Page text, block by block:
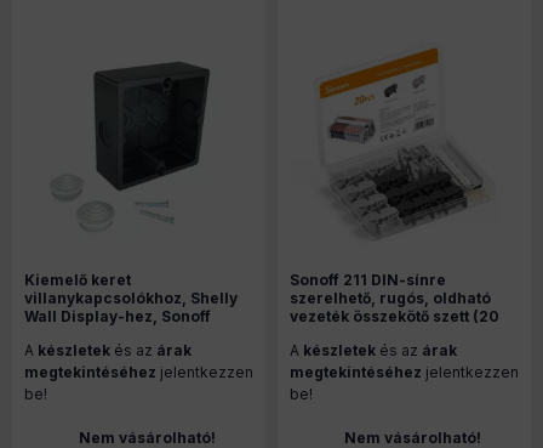
Kiemelő keret
villanykapcsolókhoz, Shelly
Wall Display-hez, Sonoff
hoz, fekete
A készletek és az árak
megtekintéséhez jelentkezzen
be!
Nem vásárolható!
Sonoff 211 DIN-sínre
szerelhető, rugós, oldható
vezeték összekötő szett (20
A készletek és az árak
megtekintéséhez jelentkezzen
be!
Nem vásárolható!